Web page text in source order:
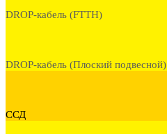
DROP-кабель (FTTH)
DROP-кабель (Плоский подвесной)
ССД